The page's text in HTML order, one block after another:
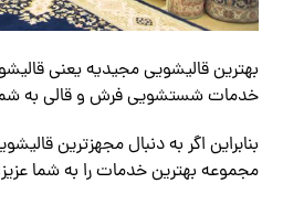
بهترین قالیشویی مجیدیه یعنی
خدمات شستشویی فرش و قالی به
بنابراین اگر به دنبال مجهزترین
مجموعه بهترین خدمات را به شما